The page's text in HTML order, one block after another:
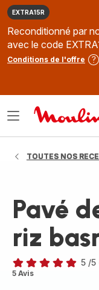
EXTRA15R
Reconditionné par
avec le code
Conditions de l'offre
Ouvrir
TOUTES NOS
Pavé
riz
Avis
5 /5
5 Avis